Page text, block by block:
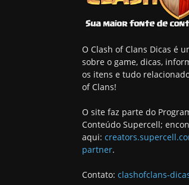
O Clash of Clans Dicas é
sobre o game, dicas,
os itens e tudo
of Clans!
O site faz parte do
Conteúdo Supercell;
aqui:
partner.
Contato: clashofclans-